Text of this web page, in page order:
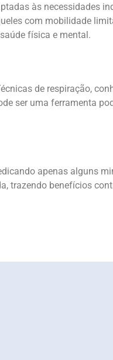
às necessidades
com mobilidade
física e mental.
de respiração,
ser uma ferramenta
apenas alguns
trazendo benefícios